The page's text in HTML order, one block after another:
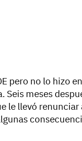
pero no lo hizo
meses
le llevó